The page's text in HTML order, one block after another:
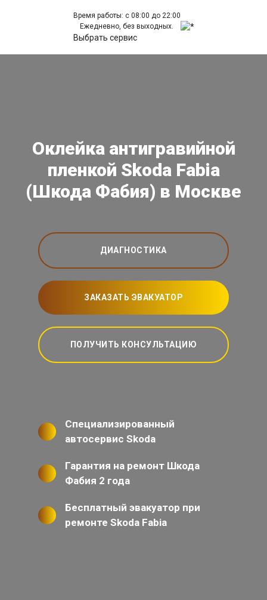
Время работы: с 08:00 до 22:00
Ежедневно, без выходных.
Выбрать сервис
Оклейка антигравийной
пленкой Skoda Fabia
(Шкода Фабия) в Москве
ДИАГНОСТИКА
ЗАКАЗАТЬ ЭВАКУАТОР
ПОЛУЧИТЬ КОНСУЛЬТАЦИЮ
Специализированный
автосервис Skoda
Гарантия на ремонт Шкода
Фабия 2 года
Бесплатный эвакуатор при
ремонте Skoda Fabia